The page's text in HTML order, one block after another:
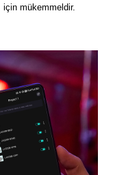
için mükemmeldir.